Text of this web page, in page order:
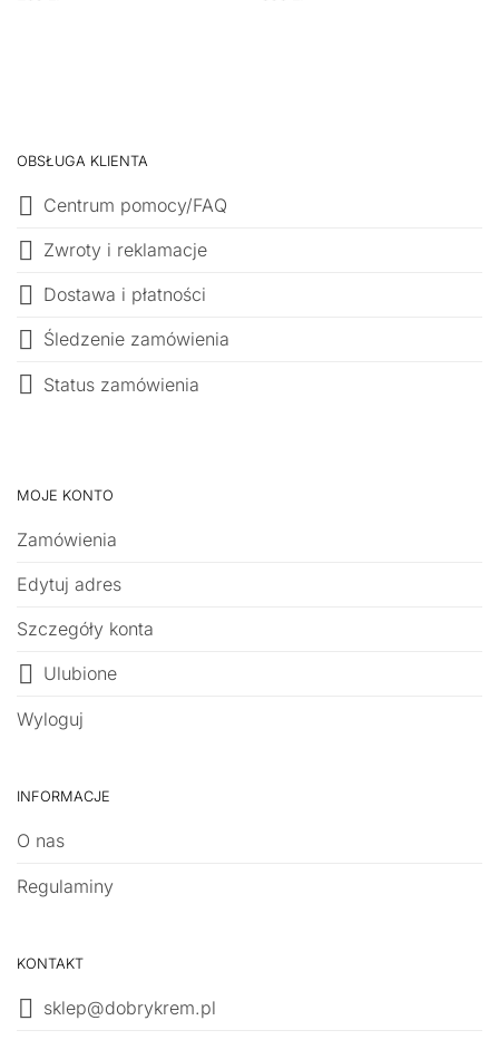
OBSŁUGA KLIENTA
Centrum pomocy/FAQ
Zwroty i reklamacje
Dostawa i płatności
Śledzenie zamówienia
Status zamówienia
MOJE KONTO
Zamówienia
Edytuj adres
Szczegóły konta
Ulubione
Wyloguj
INFORMACJE
O nas
Regulaminy
KONTAKT
sklep@dobrykrem.pl